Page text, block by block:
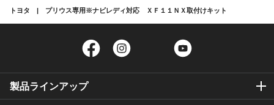
トヨタ | プリウス専用※ナビレディ対応 ＸＦ１１ＮＸ取付けキット
Facebook Twitter
製品ラインアップ